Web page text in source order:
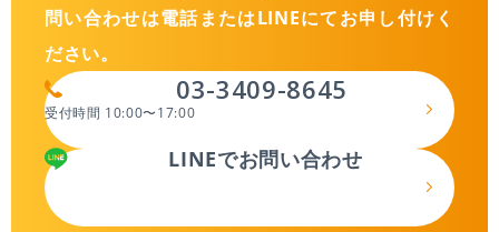
問い合わせは電話またはLINEにてお申し付けく
ださい。
03-3409-8645
受付時間 10:00〜17:00
LINEでお問い合わせ